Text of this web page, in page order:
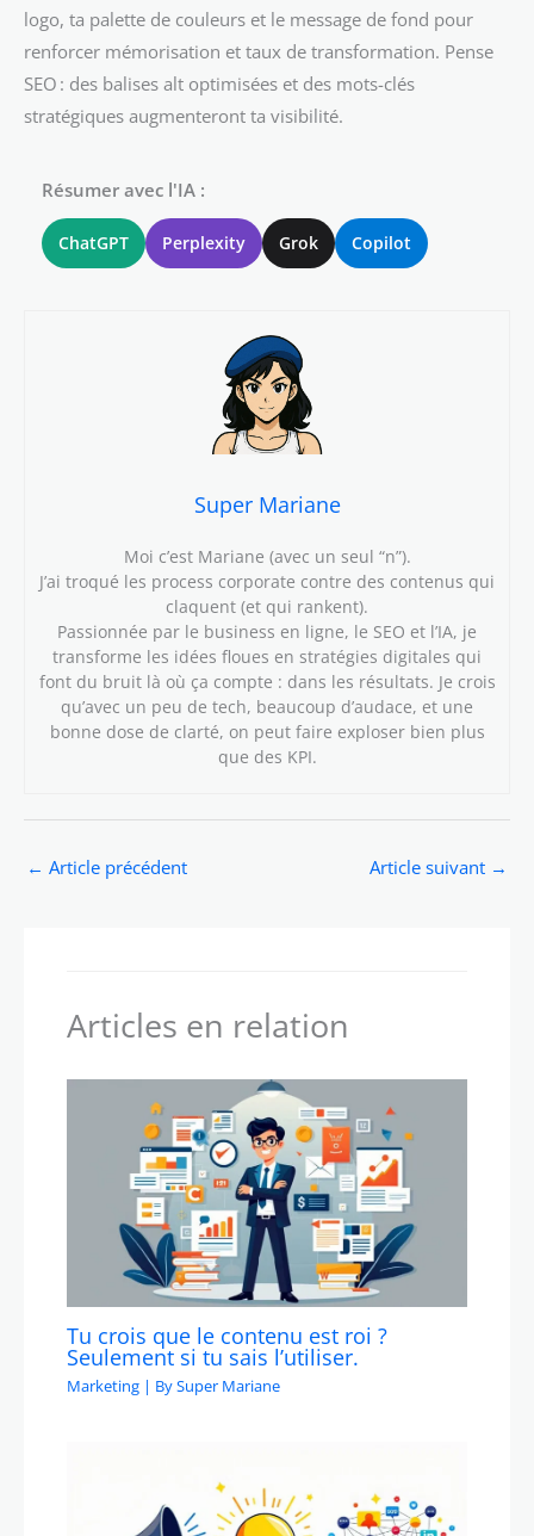
logo, ta palette de couleurs et le message de fond pour
renforcer mémorisation et taux de transformation. Pense
SEO : des balises alt optimisées et des mots-clés
stratégiques augmenteront ta visibilité.
Résumer avec l'IA :
ChatGPT Perplexity Grok Copilot
Super Mariane
Moi c’est Mariane (avec un seul “n”).
J’ai troqué les process corporate contre des contenus qui
claquent (et qui rankent).
Passionnée par le business en ligne, le SEO et l’IA, je
transforme les idées floues en stratégies digitales qui
font du bruit là où ça compte : dans les résultats. Je crois
qu’avec un peu de tech, beaucoup d’audace, et une
bonne dose de clarté, on peut faire exploser bien plus
que des KPI.
← Article précédent Article suivant →
Articles en relation
Tu crois que le contenu est roi ?
Seulement si tu sais l’utiliser.
Marketing | BySuper Mariane